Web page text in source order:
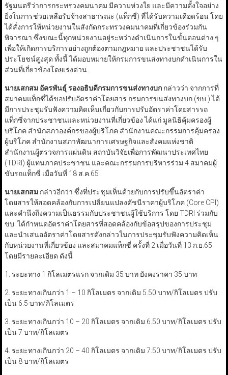
รัฐมนตรีว่าการกระทรวงคมนาคม มีความห่วงใย และมีความตั้งใจอย่าง
ยิ่งในการช่วยเหลือรับจ้างสาธารณะ (แท็กซี่) ที่ได้รับความเดือดร้อน โดย
ได้สั่งการให้หน่วยงานในสังกัดกระทรวงคมนาคมที่เกี่ยวข้องร่วมกัน
พิจารณา ซึ่งขณะนี้ทุกหน่วยงานอยู่ระหว่างดำเนินการในขั้นตอนต่าง ๆ
เพื่อให้เกิดการบริการอย่างถูกต้องตามกฎหมาย และประชาชนได้รับ
ประโยชน์สูงสุด ทั้งนี้ ได้มอบหมายให้กรมการขนส่งทางบกดำเนินการใน
ส่วนที่เกี่ยวข้องโดยเร่งด่วน
นายเสกสม อัครพันธุ์ รองอธิบดีกรมการขนส่งทางบกกล่าวว่า จากการที่
สมาคมแท็กซี่ได้ขอปรับอัตราค่าโดยสาร กรมการขนส่งทางบก (ขบ.) ได้
มีการประชุมรับฟังความคิดเห็นเกี่ยวกับการปรับอัตราค่าโดยสารรถ
แท็กซี่จากประชาชนและหน่วยงานที่เกี่ยวข้อง ได้แก่ มูลนิธิคุ้มครองผู้
บริโภค สำนักสภาองค์กรของผู้บริโภค สำนักงานคณะกรรมการคุ้มครอง
ผู้บริโภค สำนักงานสภาพัฒนาการเศรษฐกิจและสังคมแห่งชาติ
สำนักงานผู้ตรวจการแผ่นดิน สถาบันวิจัยเพื่อการพัฒนาประเทศไทย
(TDRI) ผู้แทนภาคประชาชน และคณะกรรมการบริหารร่วม 4 สมาคมผู้
ขับรถแท็กซี่ เมื่อวันที่ 18 ส.ค.65
นายเสกสมกล่าวอีกว่า ซึ่งที่ประชุมเห็นด้วยกับการปรับขึ้นอัตราค่า
โดยสารให้สอดคล้องกับการเปลี่ยนแปลงดัชนีราคาผู้บริโภค (Core CPI)
และคำนึงถึงความเป็นธรรมกับประชาชนผู้ใช้บริการ โดย TDRI ร่วมกับ
ขบ. ได้กำหนดอัตราค่าโดยสารที่สอดคล้องกับข้อสรุปของการประชุม
และนำเสนออัตราค่าโดยสารดังกล่าวในการประชุมรับฟังความคิดเห็น
กับหน่วยงานที่เกี่ยวข้อง และสมาคมแท็กซี่ ครั้งที่ 2 เมื่อวันที่ 13 ก.ย.65
โดยมีรายละเอียด ดังนี้
1. ระยะทาง 1 กิโลเมตรแรก จากเดิม 35 บาท ยังคงราคา 35 บาท
2. ระยะทางเกินกว่า 1 – 10 กิโลเมตร จากเดิม 5.50 บาท/กิโลเมตร ปรับ
เป็น 6.5 บาท/กิโลเมตร
3. ระยะทางเกินกว่า 10 – 20 กิโลเมตร จากเดิม 6.50 บาท/กิโลเมตร ปรับ
เป็น 7 บาท/กิโลเมตร
4. ระยะทางเกินกว่า 20 – 40 กิโลเมตร จากเดิม 7.50 บาท/กิโลเมตร ปรับ
เป็น 8 บาท/กิโลเมตร